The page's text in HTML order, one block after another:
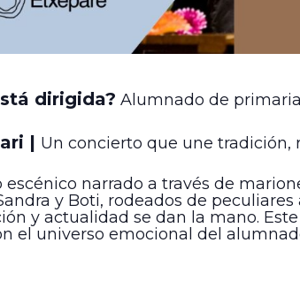
dirigida? Alumnado de
| Un concierto que une
escénico narrado a través de
y Boti, rodeados de
y actualidad se dan la mano.
el universo emocional del